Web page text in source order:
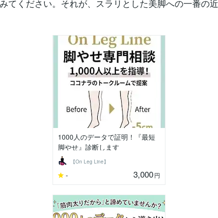
てください。それが、スラリとした美脚への一番の近
1000人のデータで証明！『最短
脚やせ』診断します
【On Leg Line】
- 3,000円